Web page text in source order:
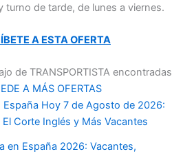
turno de tarde, de lunes a viernes.
A ESTA OFERTA
de TRANSPORTISTA encontradas
A MÁS OFERTAS
España Hoy 7 de Agosto de 2026:
Corte Inglés y Más Vacantes
en España 2026: Vacantes,